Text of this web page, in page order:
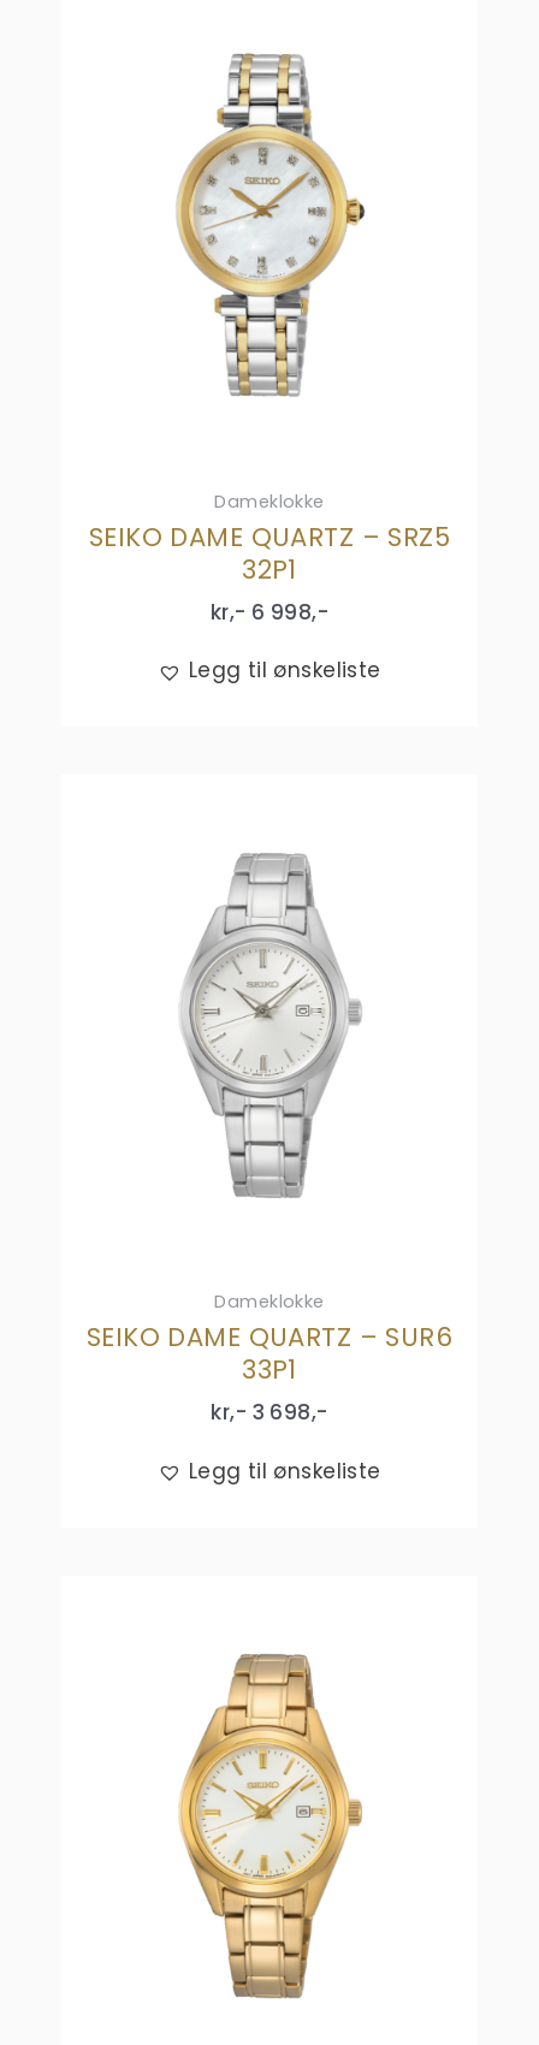
Dameklokke
SEIKO DAME QUARTZ – SRZ5
32P1
kr,- 6 998,-
Legg til ønskeliste
Dameklokke
SEIKO DAME QUARTZ – SUR6
33P1
kr,- 3 698,-
Legg til ønskeliste